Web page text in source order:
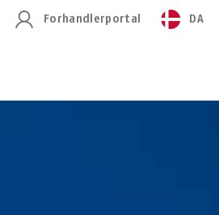
Forhandlerportal DA